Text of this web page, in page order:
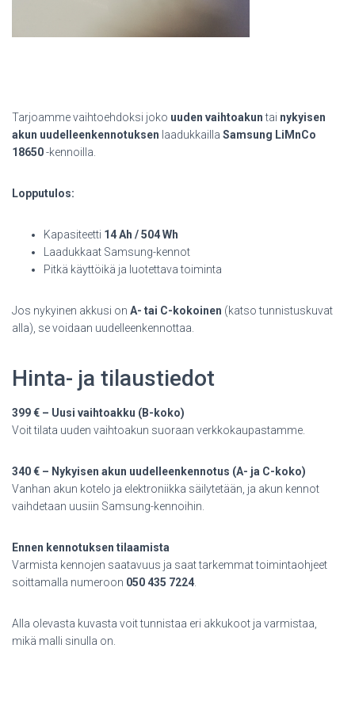
Tarjoamme vaihtoehdoksi joko uuden vaihtoakuntai nykyisen
akun uudelleenkennotuksen laadukkailla Samsung LiMnCo
18650-kennoilla.
Lopputulos:
Kapasiteetti 14 Ah / 504 Wh
Laadukkaat Samsung-kennot
Pitkä käyttöikä ja luotettava toiminta
Jos nykyinen akkusi on A- tai C-kokoinen (katso tunnistuskuvat
alla), se voidaan uudelleenkennottaa.
Hinta- ja tilaustiedot
399 € – Uusi vaihtoakku (B-koko)
Voit tilata uuden vaihtoakun suoraan verkkokaupastamme.
340 € – Nykyisen akun uudelleenkennotus (A- ja C-koko)
Vanhan akun kotelo ja elektroniikka säilytetään, ja akun kennot
vaihdetaan uusiin Samsung-kennoihin.
Ennen kennotuksen tilaamista
Varmista kennojen saatavuus ja saat tarkemmat toimintaohjeet
soittamalla numeroon 050 435 7224.
Alla olevasta kuvasta voit tunnistaa eri akkukoot ja varmistaa,
mikä malli sinulla on.